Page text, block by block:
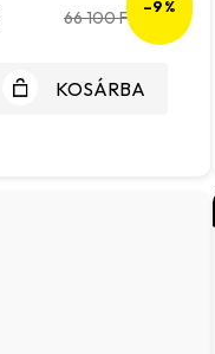
66 100 Ft
–9 %
KOSÁRBA